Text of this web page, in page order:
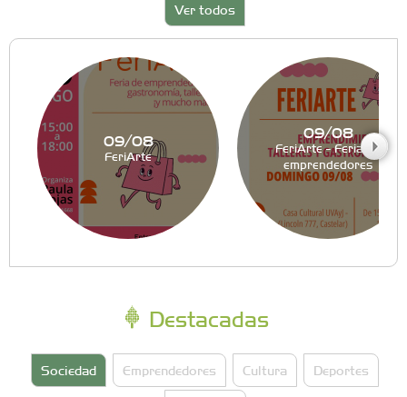
Ver todos
09/08
FeriArte
09/08
FeriArte - Feria de
emprendedores
Destacadas
Sociedad Emprendedores Cultura Deportes